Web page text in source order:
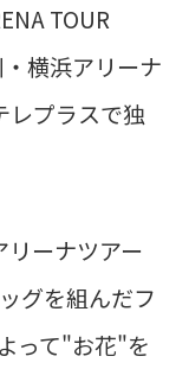
TOUR
横浜アリーナ
レプラスで独
リーナツアー
グを組んだフ
って"お花"を